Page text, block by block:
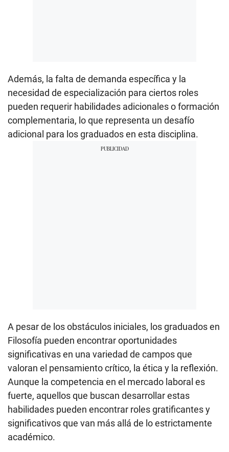
Además, la falta de demanda específica y la
necesidad de especialización para ciertos roles
pueden requerir habilidades adicionales o formación
complementaria, lo que representa un desafío
adicional para los graduados en esta disciplina.
A pesar de los obstáculos iniciales, los graduados en
Filosofía pueden encontrar oportunidades
significativas en una variedad de campos que
valoran el pensamiento crítico, la ética y la reflexión.
Aunque la competencia en el mercado laboral es
fuerte, aquellos que buscan desarrollar estas
habilidades pueden encontrar roles gratificantes y
significativos que van más allá de lo estrictamente
académico.